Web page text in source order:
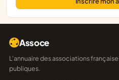
Assoce
L'annuaire des associations françaises, construit sur les données
publiques.